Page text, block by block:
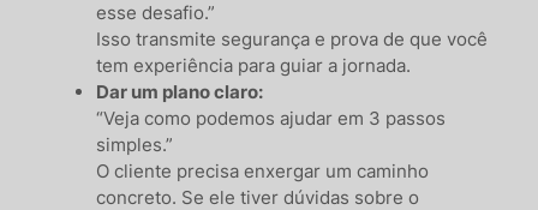
esse desafio.”
Isso transmite segurança e prova de que você
tem experiência para guiar a jornada.
Dar um plano claro:
“Veja como podemos ajudar em 3 passos
simples.”
O cliente precisa enxergar um caminho
concreto. Se ele tiver dúvidas sobre o